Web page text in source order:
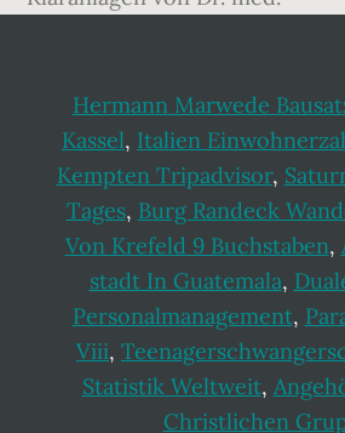
Hermann Marwede
Kassel, Italien
Kempten Tripadvisor,
Tages, Burg Randeck
Von Krefeld 9 Buchstaben,
stadt In Guatemala,
Personalmanagement,
Viii,
Statistik Weltweit,
Christlichen